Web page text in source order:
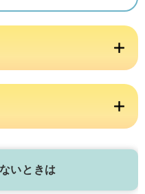
いときは